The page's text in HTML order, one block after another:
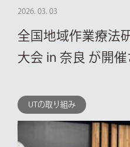
2026. 03. 03
全国地域作業療法
大会 in 奈良 が開
UTの取り組み